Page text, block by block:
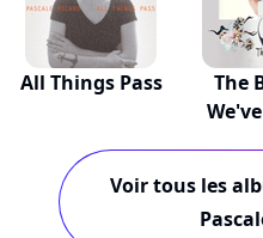
All Things Pass
The
Voir tous les